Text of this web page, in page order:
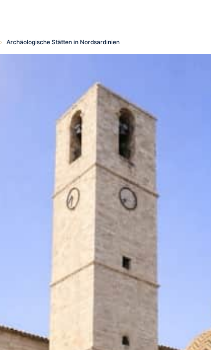
› Archäologische Stätten in Nordsardinien